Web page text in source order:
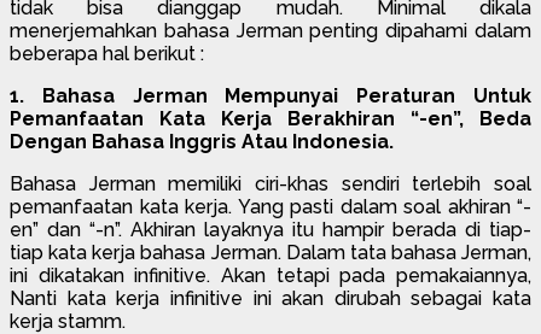
tidak bisa dianggap mudah. Minimal dikala
menerjemahkan bahasa Jerman penting dipahami dalam
beberapa hal berikut :
1. Bahasa Jerman Mempunyai Peraturan Untuk
Pemanfaatan Kata Kerja Berakhiran “-en”, Beda
Dengan Bahasa Inggris Atau Indonesia.
Bahasa Jerman memiliki ciri-khas sendiri terlebih soal
pemanfaatan kata kerja. Yang pasti dalam soal akhiran “-
en” dan “-n”. Akhiran layaknya itu hampir berada di tiap-
tiap kata kerja bahasa Jerman. Dalam tata bahasa Jerman,
ini dikatakan infinitive. Akan tetapi pada pemakaiannya,
Nanti kata kerja infinitive ini akan dirubah sebagai kata
kerja stamm.